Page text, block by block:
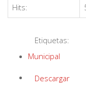
Hits:
Etiquetas:
Municipal
Descargar